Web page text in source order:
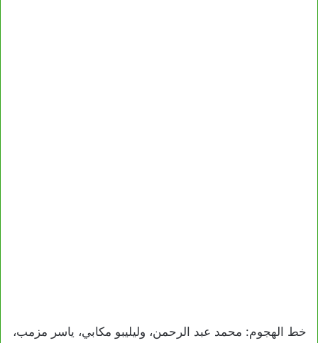
خط الهجوم: محمد عبد الرحمن، وليليبو مكابي، ياسر مزمب،